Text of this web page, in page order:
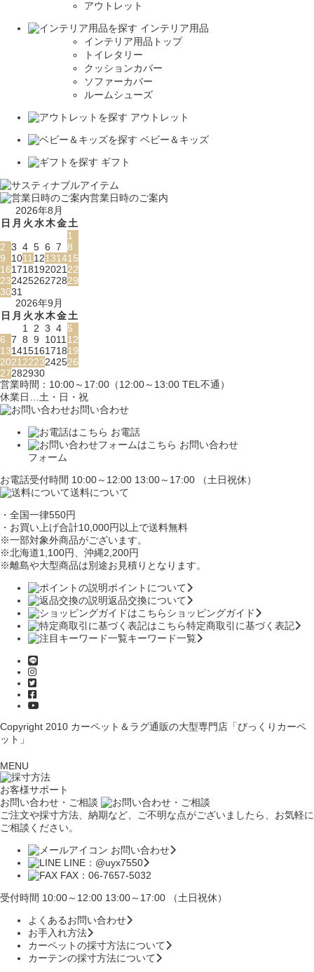
アウトレット
インテリア用品
インテリア用品トップ
トイレタリー
クッションカバー
ソファーカバー
ルームシューズ
アウトレット
ベビー＆キッズ
ギフト
営業日時のご案内
2026年8月
日 月 火水木金土
1
2 3 4 5 6 7 8
9
101112131415
16171819202122
23242526272829
3031
2026年9月
日 月 火水木金土
1 2 3 4 5
6 7 8 9 101112
13141516171819
20212223242526
27282930
営業時間：10:00～17:00（12:00～13:00 TEL不通）
休業日…土・日・祝
お問い合わせ
お電話
お問い合わせ
フォーム
お電話受付時間 10:00～12:00 13:00～17:00 （土日祝休）
送料について
・全国一律550円
・お買い上げ合計10,000円 以上で送料無料
※一部対象外商品がございます。
※北海道1,100円、沖縄2,200円
※離島や大型商品は別途お見積りとなります。
ポイントについて
返品交換について
ショッピングガイド
特定商取引に基づく表記
キーワード一覧
Copyright 2010 カーペット＆ラグ通販の大型専門店「びっくりカーペ
ット」
MENU
お客様サポート
お問い合わせ・ご相談
ご注文や採寸方法、納期など、ご不明な点がございましたら、お気軽に
ご相談ください。
お問い合わせ
LINE：@uyx7550
FAX：06-7657-5032
受付時間 10:00～12:00 13:00～17:00 （土日祝休）
よくあるお問い合わせ
お手入れ方法
カーペットの採寸方法について
カーテンの採寸方法について